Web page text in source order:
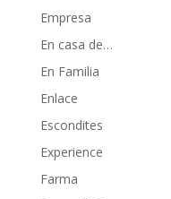
Empresa
En casa de…
En Familia
Enlace
Escondites
Experience
Farma